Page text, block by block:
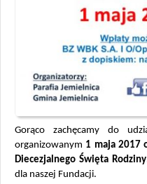
Gorąco zachęcamy do
organizowanym 1 maja 2017
Diecezjalnego Święta Rodziny
dla naszej Fundacji.